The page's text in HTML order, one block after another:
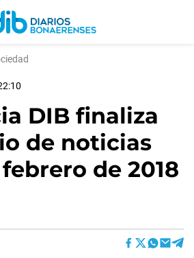
DIB finaliza
de noticias
de 2018